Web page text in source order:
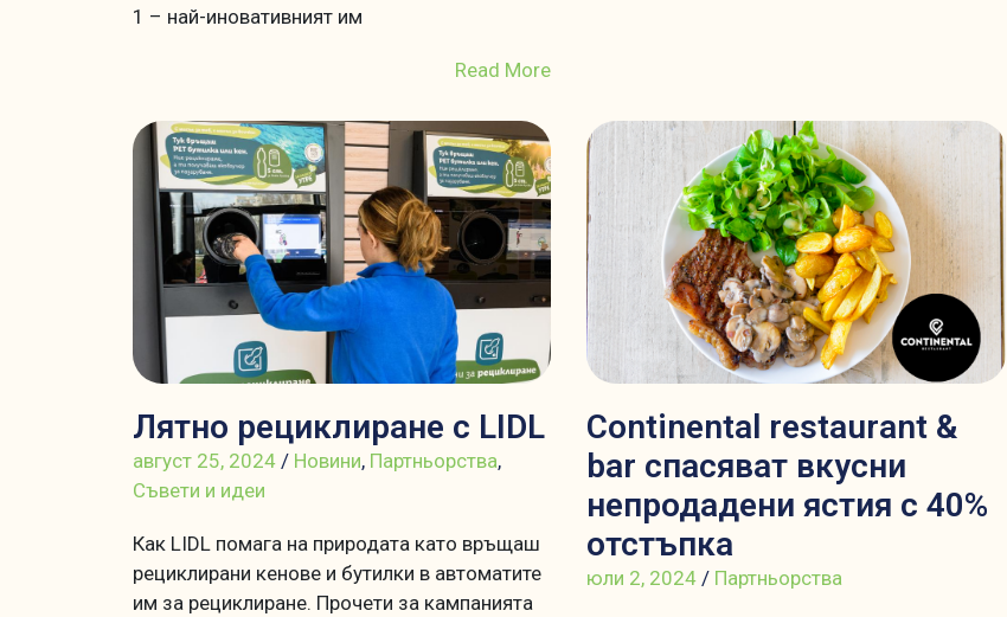
1 – най-иновативният им
Read More
Лятно рециклиране с LIDL
август 25, 2024 / Новини, Партньорства,
Съвети и идеи
Как LIDL помага на природата като връщаш
рециклирани кенове и бутилки в автоматите
им за рециклиране. Прочети за кампанията
Continental restaurant &
bar спасяват вкусни
непродадени ястия с 40%
отстъпка
юли 2, 2024 / Партньорства